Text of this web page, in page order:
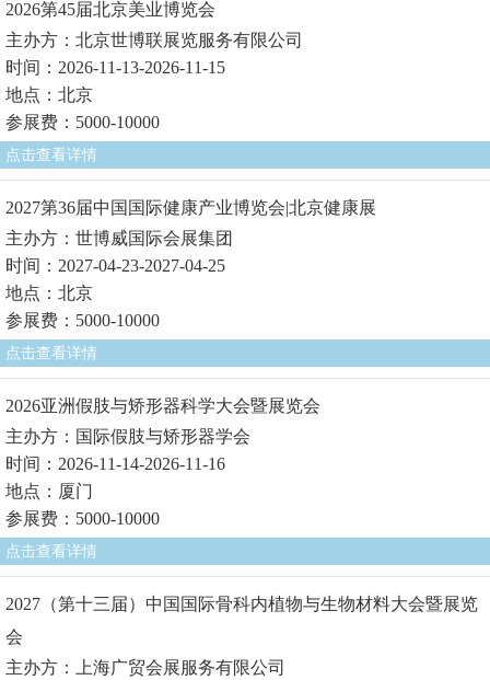
2026第45届北京美业博览会
主办方：北京世博联展览服务有限公司
时间：2026-11-13-2026-11-15
地点：北京
参展费：5000-10000
点击查看详情
2027第36届中国国际健康产业博览会|北京健康展
主办方：世博威国际会展集团
时间：2027-04-23-2027-04-25
地点：北京
参展费：5000-10000
点击查看详情
2026亚洲假肢与矫形器科学大会暨展览会
主办方：国际假肢与矫形器学会
时间：2026-11-14-2026-11-16
地点：厦门
参展费：5000-10000
点击查看详情
2027（第十三届）中国国际骨科内植物与生物材料大会暨展览
会
主办方：上海广贸会展服务有限公司